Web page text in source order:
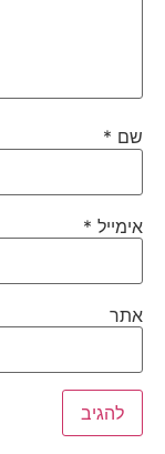
שם*
אימייל*
אתר